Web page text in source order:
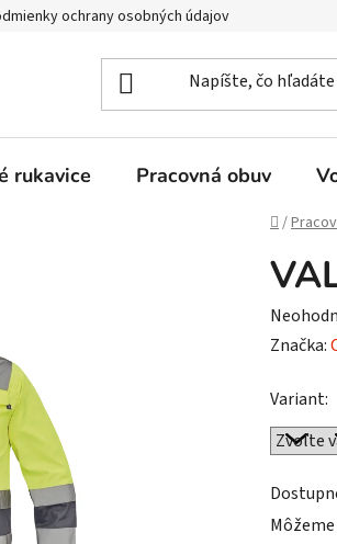
ochrany osobných údajov
rukavice Pracovná obuv
Domov
/
je
0,0
z
5
Značka:
Variant: